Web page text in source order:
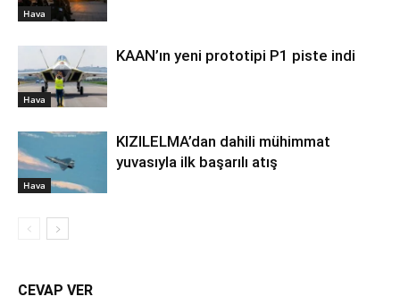
Hava
Hava
KAAN’ın yeni prototipi P1 piste indi
Hava
KIZILELMA’dan dahili mühimmat
yuvasıyla ilk başarılı atış
CEVAP VER